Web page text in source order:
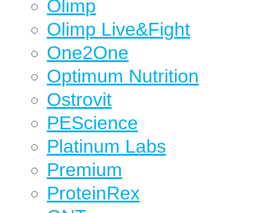
Olimp
Olimp Live&Fight
One2One
Optimum Nutrition
Ostrovit
PEScience
Platinum Labs
Premium
ProteinRex